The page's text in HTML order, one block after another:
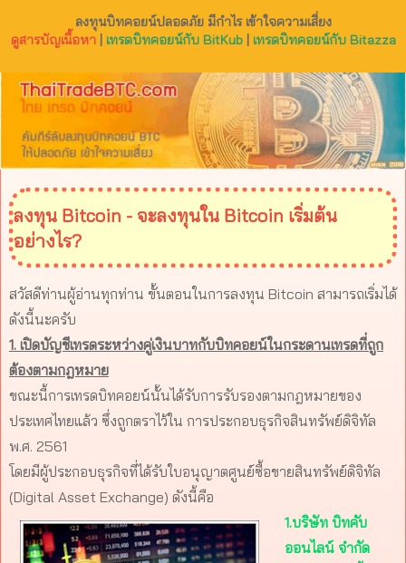
ลงทุนบิทคอยน์ปลอดภัย มีกำไร เข้าใจความเสี่ยง
ดูสารบัญเนื้อหา| เทรดบิทคอยน์กับ BitKub| เทรดบิทคอยน์กับ Bitazza
ลงทุน Bitcoin - จะลงทุนใน Bitcoin เริ่มต้น
อย่างไร?
สวัสดีท่านผู้อ่านทุกท่าน ขั้นตอนในการลงทุน Bitcoin สามารถเริ่มได้
ดังนี้นะครับ
1. เปิดบัญชีเทรดระหว่างคู่เงินบาทกับบิทคอยน์ในกระดานเทรดที่ถูก
ต้องตามกฎหมาย
ขณะนี้การเทรดบิทคอยน์นั้นได้รับการรับรองตามกฎหมายของ
ประเทศไทยแล้ว ซึ่งถูกตราไว้ใน การประกอบธุรกิจสินทรัพย์ดิจิทัล
พ.ศ. 2561
โดยมีผู้ประกอบธุรกิจที่ได้รับใบอนุญาตศูนย์ซื้อขายสินทรัพย์ดิจิทัล
(Digital Asset Exchange) ดังนี้คือ
1.บริษัท บิทคับ
ออนไลน์ จำกัด